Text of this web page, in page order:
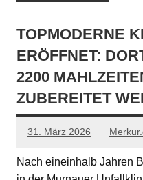
TOPMODERNE
ERÖFFNET:
2200
ZUBEREITET
31. März 2026
Nach eineinhalb Jahren